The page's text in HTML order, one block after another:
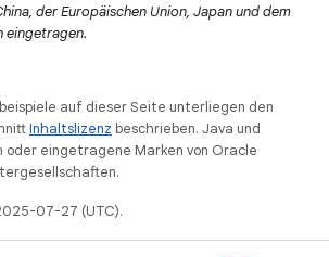
der Europäischen Union, Japan und dem
eingetragen.
auf dieser Seite unterliegen den
Inhaltslizenz beschrieben. Java und
oder eingetragene Marken von Oracle
07-27 (UTC).